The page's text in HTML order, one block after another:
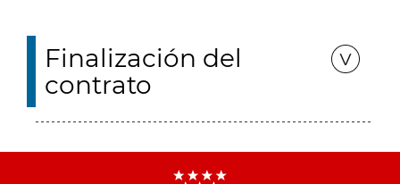
Finalización del
contrato